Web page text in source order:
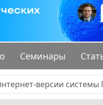
Семинары